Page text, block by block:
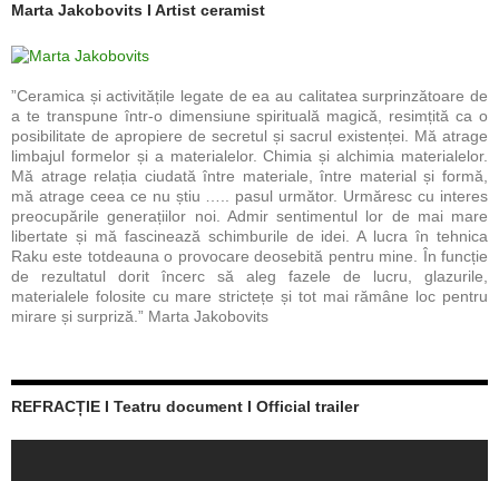
Marta Jakobovits I Artist ceramist
”Ceramica și activitățile legate de ea au calitatea surprinzătoare de
a te transpune într-o dimensiune spirituală magică, resimțită ca o
posibilitate de apropiere de secretul și sacrul existenței. Mă atrage
limbajul formelor și a materialelor. Chimia și alchimia materialelor.
Mă atrage relația ciudată între materiale, între material și formă,
mă atrage ceea ce nu știu ….. pasul următor. Urmăresc cu interes
preocupările generațiilor noi. Admir sentimentul lor de mai mare
libertate și mă fascinează schimburile de idei. A lucra în tehnica
Raku este totdeauna o provocare deosebită pentru mine. În funcție
de rezultatul dorit încerc să aleg fazele de lucru, glazurile,
materialele folosite cu mare strictețe și tot mai rămâne loc pentru
mirare și surpriză.” Marta Jakobovits
REFRACȚIE I Teatru document I Official trailer